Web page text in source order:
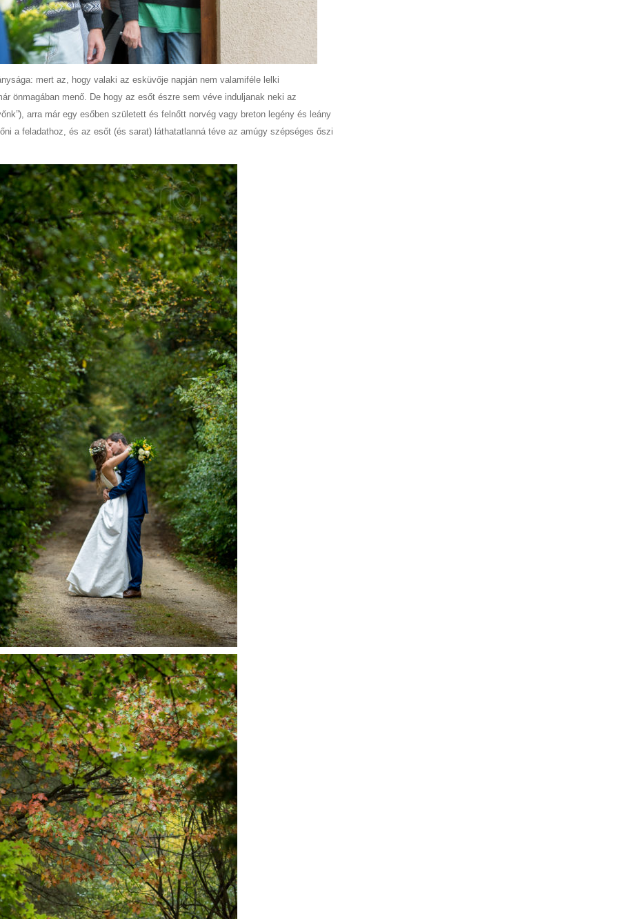
mert az, hogy valaki az esküvője napján nem valamiféle lelki
önmagában menő. De hogy az esőt észre sem véve induljanak neki az
arra már egy esőben született és felnőtt norvég vagy breton legény és leány
a feladathoz, és az esőt (és sarat) láthatatlanná téve az amúgy szépséges őszi